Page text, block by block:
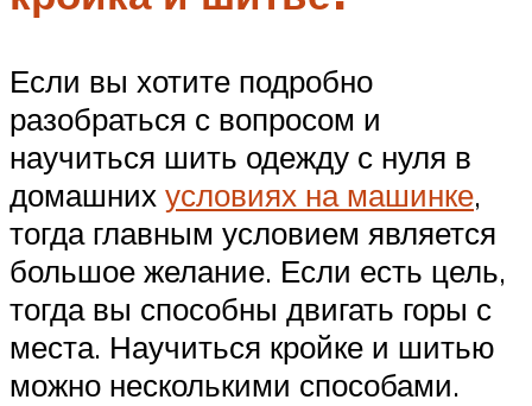
Если вы хотите подробно
разобраться с вопросом и
научиться шить одежду с нуля в
домашних условиях на машинке,
тогда главным условием является
большое желание. Если есть цель,
тогда вы способны двигать горы с
места. Научиться кройке и шитью
можно несколькими способами.